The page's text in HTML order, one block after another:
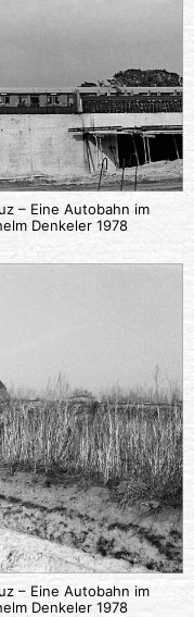
– Eine Autobahn im
Denkeler 1978
– Eine Autobahn im
Denkeler 1978